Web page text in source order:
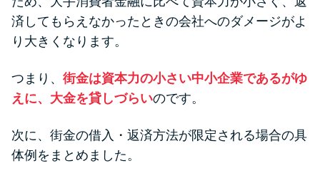
済してもらえなかったときの会社へのダメージがよ
り大きくなります。
つまり、 街金は資本力の小さい中小企業であるがゆ
えに、大金を貸しづらいのです。
次に、街金の借入・返済方法が限定される場合の具
体例をまとめました。